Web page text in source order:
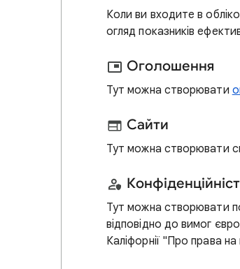
Коли ви входите в
огляд показників
Оголошення
Тут можна створювати
Сайти
Тут можна створювати
Тут можна створювати
відповідно до вимог
Каліфорнії "Про права на